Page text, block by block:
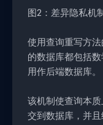
图2：差异隐私机制
使用查询重写方
的数据库都包括
用作后端数据库。
该机制使查询本
交到数据库，并且